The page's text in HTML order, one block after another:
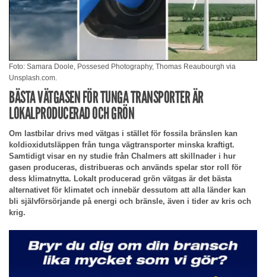
Foto: Samara Doole, Possesed Photography, Thomas Reaubourgh via
Unsplash.com.
BÄSTA VÄTGASEN FÖR TUNGA TRANSPORTER ÄR
LOKALPRODUCERAD OCH GRÖN
Om lastbilar drivs med vätgas i stället för fossila bränslen kan
koldioxidutsläppen från tunga vägtransporter minska kraftigt.
Samtidigt visar en ny studie från Chalmers att skillnader i hur
gasen produceras, distribueras och används spelar stor roll för
dess klimatnytta. Lokalt producerad grön vätgas är det bästa
alternativet för klimatet och innebär dessutom att alla länder kan
bli självförsörjande på energi och bränsle, även i tider av kris och
krig.